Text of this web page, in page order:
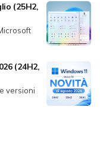
(25H2,
(24H2,
versioni